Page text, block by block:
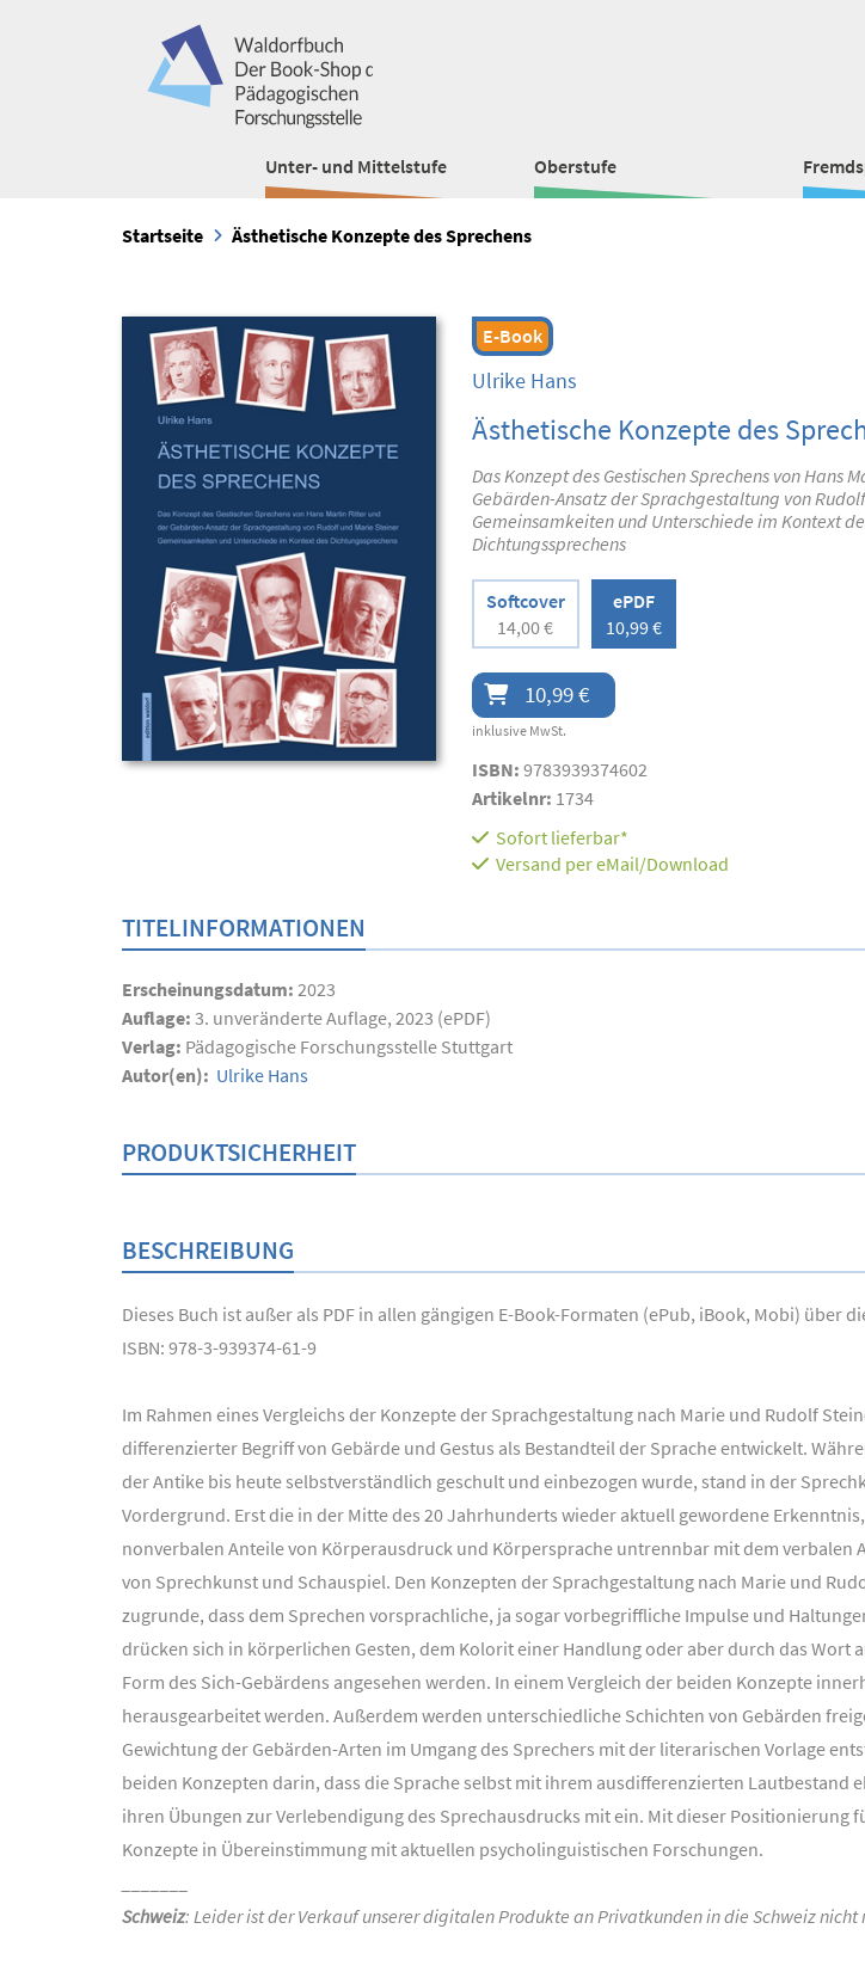
Unter- und Mittelstufe Oberstufe
Startseite Ästhetische Konzepte des Sprechens
E-Book
Ulrike Hans
Ästhetische Konzepte des
Das Konzept des Gestischen Sprechens von Hans
Gebärden-Ansatz der Sprachgestaltung von
Gemeinsamkeiten und Unterschiede im Kontext
Dichtungssprechens
Softcover
14,00 €
ePDF
10,99 €
10,99 €
inklusive MwSt.
ISBN: 9783939374602
Artikelnr: 1734
Sofort lieferbar*
Versand per eMail/Download
TITELINFORMATIONEN
Erscheinungsdatum: 2023
Auflage: 3. unveränderte Auflage, 2023 (ePDF)
Verlag: Pädagogische Forschungsstelle Stuttgart
Autor(en): Ulrike Hans
PRODUKTSICHERHEIT
BESCHREIBUNG
Dieses Buch ist außer als PDF in allen gängigen E-Book-Formaten (ePub, iBook, Mobi) über
ISBN: 978-3-939374-61-9
Im Rahmen eines Vergleichs der Konzepte der Sprachgestaltung nach Marie und Rudolf
differenzierter Begriff von Gebärde und Gestus als Bestandteil der Sprache entwickelt.
der Antike bis heute selbstverständlich geschult und einbezogen wurde, stand in der
Vordergrund. Erst die in der Mitte des 20 Jahrhunderts wieder aktuell gewordene
nonverbalen Anteile von Körperausdruck und Körpersprache untrennbar mit dem
von Sprechkunst und Schauspiel. Den Konzepten der Sprachgestaltung nach Marie und
zugrunde, dass dem Sprechen vorsprachliche, ja sogar vorbegriffliche Impulse und
drücken sich in körperlichen Gesten, dem Kolorit einer Handlung oder aber durch das
Form des Sich-Gebärdens angesehen werden. In einem Vergleich der beiden Konzepte
herausgearbeitet werden. Außerdem werden unterschiedliche Schichten von Gebärden
Gewichtung der Gebärden-Arten im Umgang des Sprechers mit der literarischen Vorlage
beiden Konzepten darin, dass die Sprache selbst mit ihrem ausdifferenzierten
ihren Übungen zur Verlebendigung des Sprechausdrucks mit ein. Mit dieser
Konzepte in Übereinstimmung mit aktuellen psycholinguistischen Forschungen.
Schweiz: Leider ist der Verkauf unserer digitalen Produkte an Privatkunden in die Schweiz nicht